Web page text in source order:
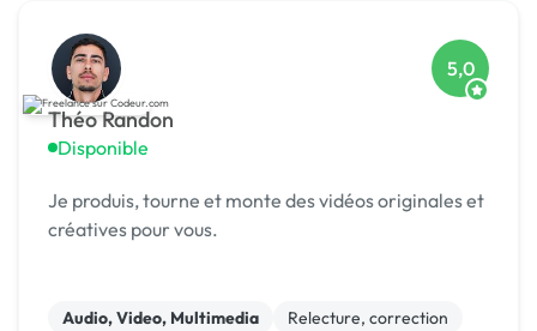
Théo Randon
Disponible
5,0
Je produis, tourne et monte des vidéos originales et
créatives pour vous.
Audio, Video, Multimedia
Relecture, correction